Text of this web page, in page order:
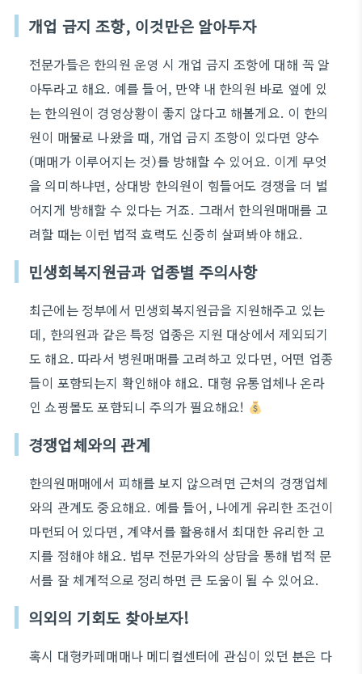
개업 금지 조항, 이것만은 알아두자
전문가들은 한의원 운영 시 개업 금지 조항에 대해 꼭 알
아두라고 해요. 예를 들어, 만약 내 한의원 바로 옆에 있
는 한의원이 경영상황이 좋지 않다고 해볼게요. 이 한의
원이 매물로 나왔을 때, 개업 금지 조항이 있다면 양수
(매매가 이루어지는 것)를 방해할 수 있어요. 이게 무엇
을 의미하냐면, 상대방 한의원이 힘들어도 경쟁을 더 벌
어지게 방해할 수 있다는 거죠. 그래서 한의원매매를 고
려할 때는 이런 법적 효력도 신중히 살펴봐야 해요.
민생회복지원금과 업종별 주의사항
최근에는 정부에서 민생회복지원금을 지원해주고 있는
데, 한의원과 같은 특정 업종은 지원 대상에서 제외되기
도 해요. 따라서 병원매매를 고려하고 있다면, 어떤 업종
들이 포함되는지 확인해야 해요. 대형 유통업체나 온라
인 쇼핑몰도 포함되니 주의가 필요해요!
경쟁업체와의 관계
한의원매매에서 피해를 보지 않으려면 근처의 경쟁업체
와의 관계도 중요해요. 예를 들어, 나에게 유리한 조건이
마련되어 있다면, 계약서를 활용해서 최대한 유리한 고
지를 점해야 해요. 법무 전문가와의 상담을 통해 법적 문
서를 잘 체계적으로 정리하면 큰 도움이 될 수 있어요.
의외의 기회도 찾아보자!
혹시 대형카페매매나 메디컬센터에 관심이 있던 분은 다